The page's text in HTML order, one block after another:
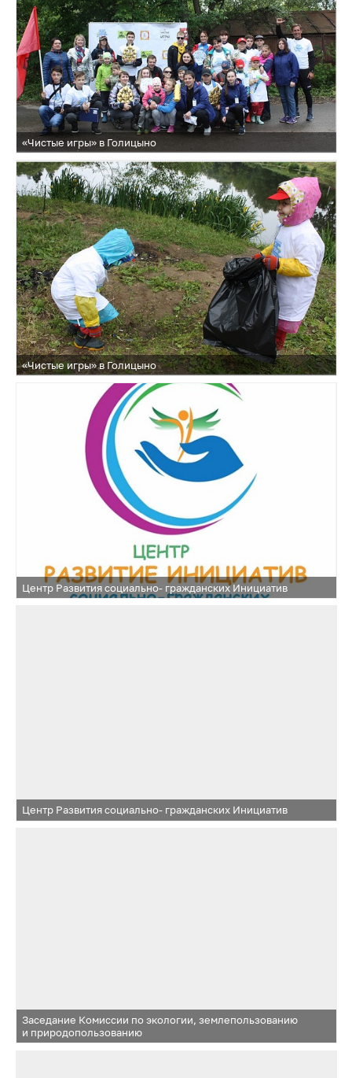
«Чистые игры» в Голицыно
«Чистые игры» в Голицыно
Центр Развития социально- гражданских Инициатив
Центр Развития социально- гражданских Инициатив
Заседание Комиссии по экологии, землепользованию
и природопользованию